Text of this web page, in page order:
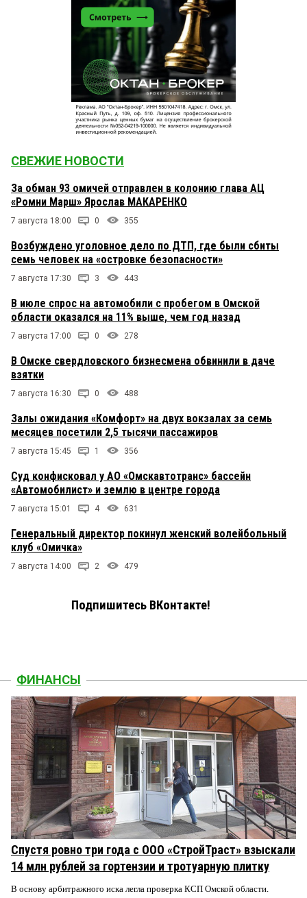
СВЕЖИЕ НОВОСТИ
За обман 93 омичей отправлен в колонию глава АЦ
«Ромни Марш» Ярослав МАКАРЕНКО
7 августа 18:00 0 355
Возбуждено уголовное дело по ДТП, где были сбиты
семь человек на «островке безопасности»
7 августа 17:30 3 443
В июле спрос на автомобили с пробегом в Омской
области оказался на 11% выше, чем год назад
7 августа 17:00 0 278
В Омске свердловского бизнесмена обвинили в даче
взятки
7 августа 16:30 0 488
Залы ожидания «Комфорт» на двух вокзалах за семь
месяцев посетили 2,5 тысячи пассажиров
7 августа 15:45 1 356
Суд конфисковал у АО «Омскавтотранс» бассейн
«Автомобилист» и землю в центре города
7 августа 15:01 4 631
Генеральный директор покинул женский волейбольный
клуб «Омичка»
7 августа 14:00 2 479
Подпишитесь ВКонтакте!
ФИНАНСЫ
Спустя ровно три года с ООО «СтройТраст» взыскали
14 млн рублей за гортензии и тротуарную плитку
В основу арбитражного иска легла проверка КСП Омской области.